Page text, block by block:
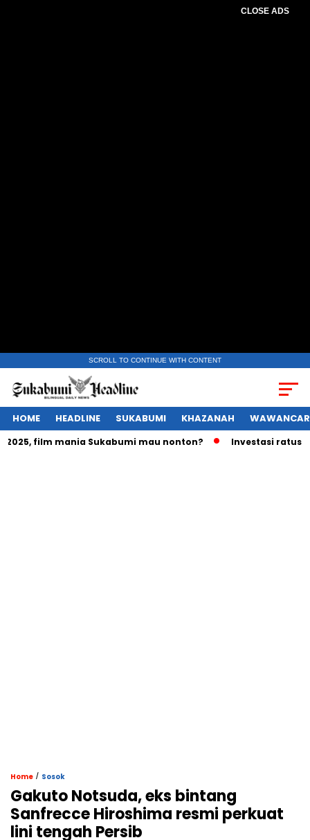
CLOSE ADS
SCROLL TO CONTINUE WITH CONTENT
HOME HEADLINE SUKABUMI KHAZANAH
film mania Sukabumi mau nonton? Investasi ratusan
Home / Sosok
Gakuto Notsuda, eks bintang
Sanfrecce Hiroshima resmi perkuat
lini tengah Persib